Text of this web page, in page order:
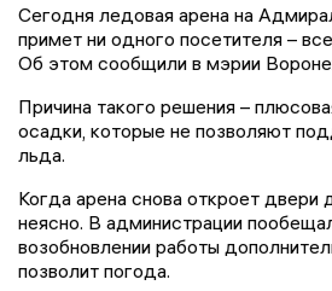
Сегодня ледовая арена на
примет ни одного посетителя –
Об этом сообщили в мэрии
Причина такого решения –
осадки, которые не позволяют
льда.
Когда арена снова откроет двери
неясно. В администрации
возобновлении работы
позволит погода.